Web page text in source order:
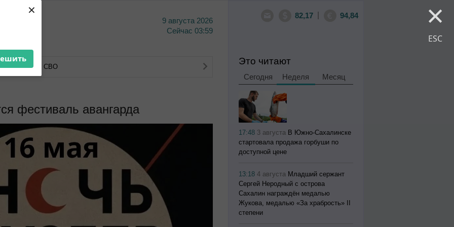
× ×
ESC
9 августа 2026
Сейчас 03:59
82,17 94,84
ветеранов СВО
фестиваль авангарда
Это читают
Сегодня Неделя Месяц
17:48 3 августа В Южно-Сахалинске
стартовала продажа горбуши по
доступной цене
13:184 августа Младший сержант
Сергей Неродный с острова
Сахалин награждён медалью
Жукова, медалью «За храбрость» II
степени